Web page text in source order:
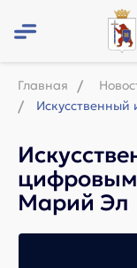
Главная
цифровым
Марий Эл